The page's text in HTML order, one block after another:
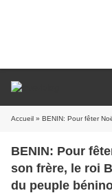
Accueil » BENIN: Pour fêter Noël,
BENIN: Pour
son frère, le roi
du peuple